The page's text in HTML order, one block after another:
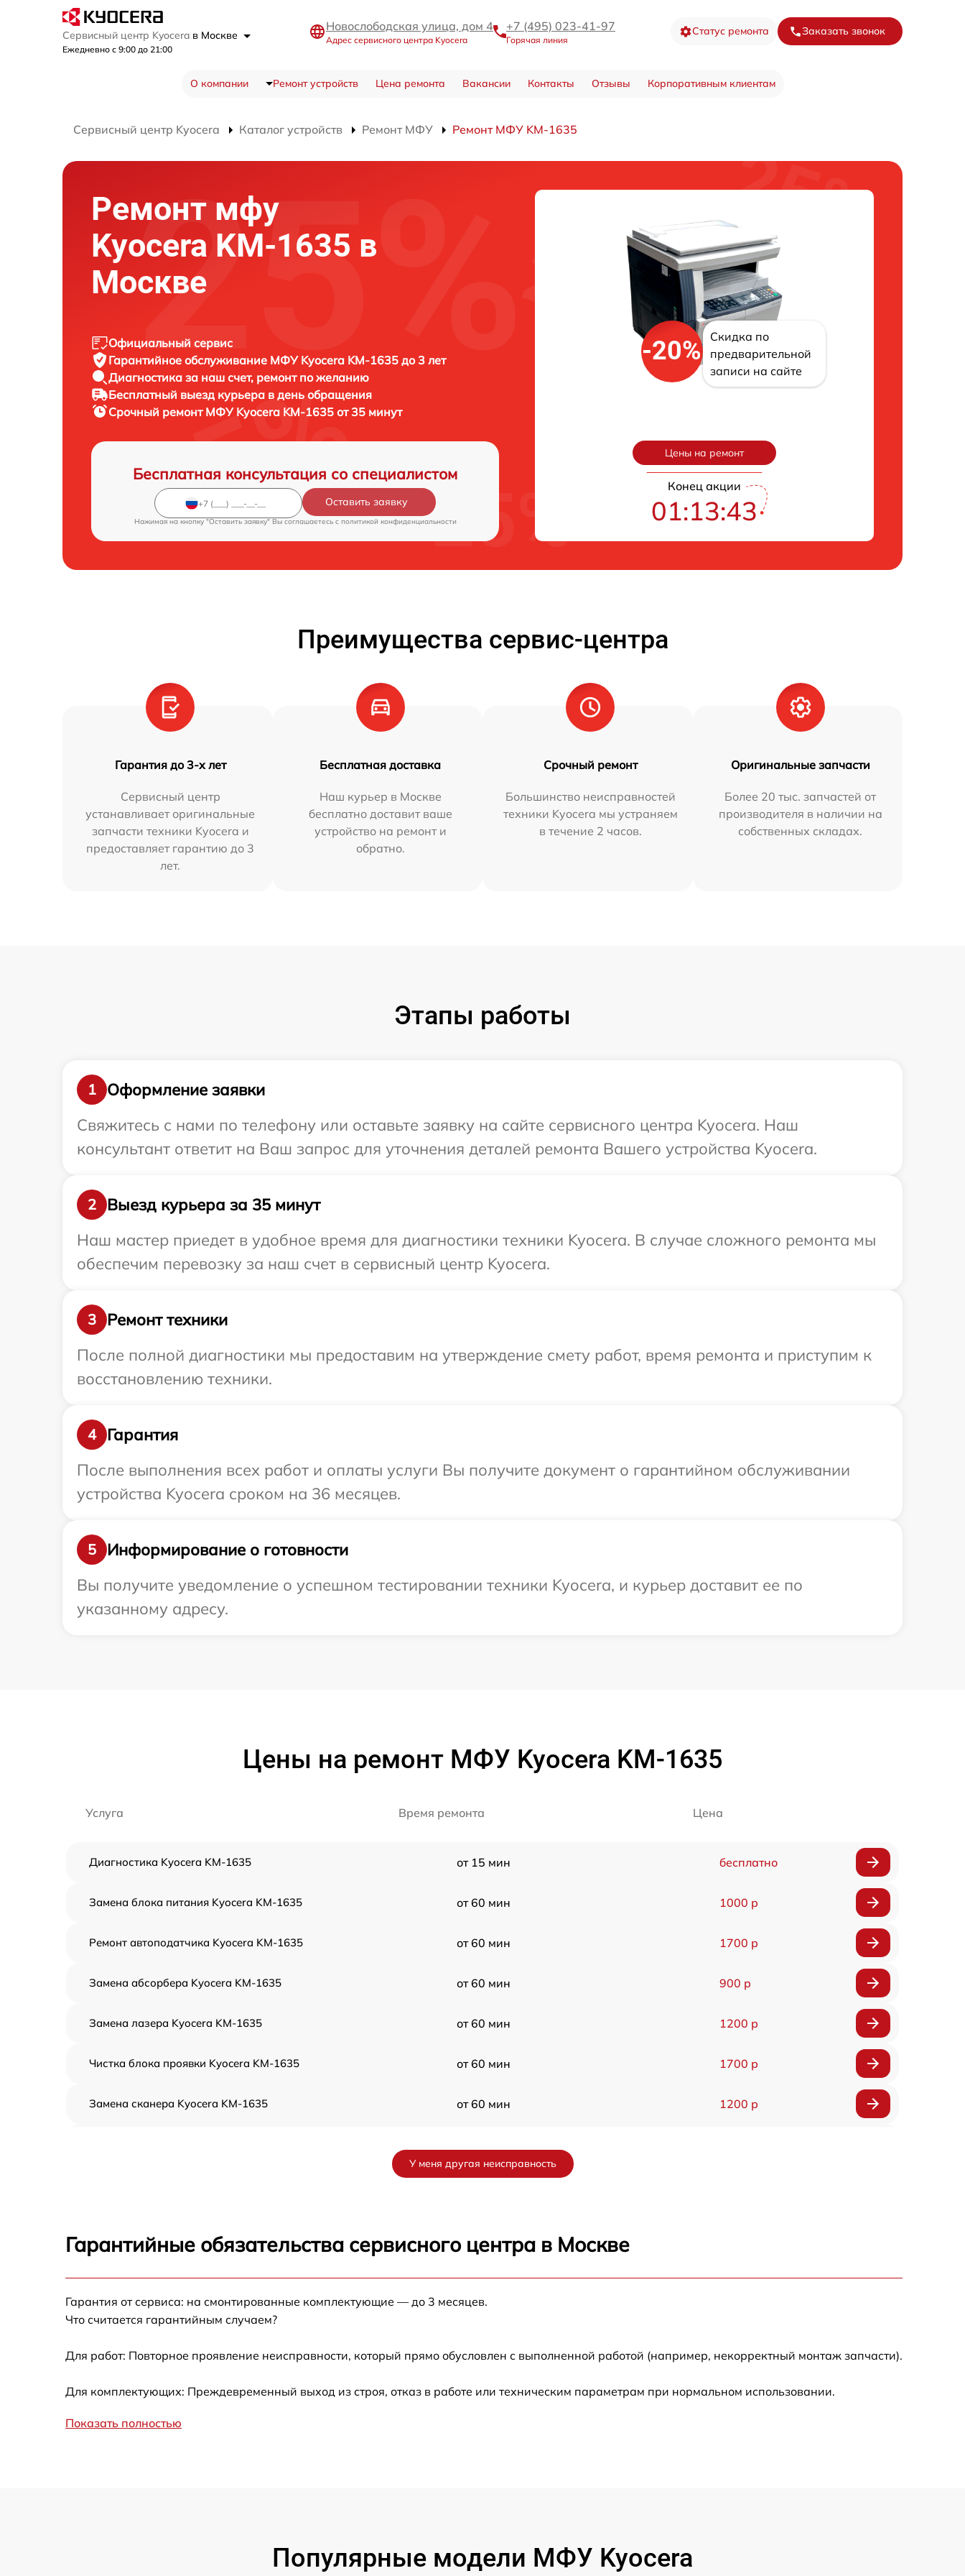
Сервисный центр Kyocera в Москве
Ежедневно с 9:00 до 21:00
Новослободская улица, дом 4
Адрес сервисного центра Kyocera
+7 (495) 023-41-97
Горячая линия
Статус ремонта Заказать звонок
О компании Ремонт устройств Цена ремонта Вакансии Контакты Отзывы Корпоративным клиентам
Сервисный центр Kyocera Каталог устройств Ремонт МФУ Ремонт МФУ KM-1635
Ремонт мфу
Kyocera KM-1635 в
Москве
Официальный сервис
Гарантийное обслуживание МФУ Kyocera KM-1635 до 3 лет
Диагностика за наш счет, ремонт по желанию
Бесплатный выезд курьера в день обращения
Срочный ремонт МФУ Kyocera KM-1635 от 35 минут
Бесплатная консультация со специалистом
Оставить заявку
Нажимая на кнопку "Оставить заявку" Вы соглашаетесь c политикой конфиденциальности
-20%
Скидка по
предварительной
записи на сайте
Цены на ремонт
Конец акции
01:13:42
Преимущества сервис-центра
Гарантия до 3-х лет
Сервисный центр
устанавливает оригинальные
запчасти техники Kyocera и
предоставляет гарантию до 3
лет.
Бесплатная доставка
Наш курьер в Москве
бесплатно доставит ваше
устройство на ремонт и
обратно.
Срочный ремонт
Большинство неисправностей
техники Kyocera мы устраняем
в течение 2 часов.
Оригинальные запчасти
Более 20 тыс. запчастей от
производителя в наличии на
собственных складах.
Этапы работы
1
Оформление заявки
Свяжитесь с нами по телефону или оставьте заявку на сайте сервисного центра Kyocera. Наш
консультант ответит на Ваш запрос для уточнения деталей ремонта Вашего устройства Kyocera.
2
Выезд курьера за 35 минут
Наш мастер приедет в удобное время для диагностики техники Kyocera. В случае сложного ремонта мы
обеспечим перевозку за наш счет в сервисный центр Kyocera.
3
Ремонт техники
После полной диагностики мы предоставим на утверждение смету работ, время ремонта и приступим к
восстановлению техники.
4
Гарантия
После выполнения всех работ и оплаты услуги Вы получите документ о гарантийном обслуживании
устройства Kyocera сроком на 36 месяцев.
5
Информирование о готовности
Вы получите уведомление о успешном тестировании техники Kyocera, и курьер доставит ее по
указанному адресу.
Цены на ремонт МФУ Kyocera KM-1635
Услуга Время ремонта Цена
Диагностика Kyocera KM-1635 от 15 мин бесплатно
Замена блока питания Kyocera KM-1635 от 60 мин 1000 р
Ремонт автоподатчика Kyocera KM-1635 от 60 мин 1700 р
Замена абсорбера Kyocera KM-1635 от 60 мин 900 р
Замена лазера Kyocera KM-1635 от 60 мин 1200 р
Чистка блока проявки Kyocera KM-1635 от 60 мин 1700 р
Замена сканера Kyocera KM-1635 от 60 мин 1200 р
Замена каретки Kyocera KM-1635 от 60 мин
Замена печки Kyocera KM-1635 от 60 мин 2500 р
Замена термопленки Kyocera KM-1635
У меня другая неисправность
Гарантийные обязательства сервисного центра в Москве
Гарантия от сервиса: на смонтированные комплектующие — до 3 месяцев.
Что считается гарантийным случаем?
Для работ: Повторное проявление неисправности, который прямо обусловлен с выполненной работой (например, некорректный монтаж запчасти).
Для комплектующих: Преждевременный выход из строя, отказ в работе или техническим параметрам при нормальном использовании.
Показать полностью
Популярные модели МФУ Kyocera